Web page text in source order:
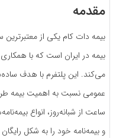
مقدمه
بیمه دات کام یکی از معتبرترین
می‌کند. این پلتفرم با هدف
عمومی نسبت به اهمیت بیمه
ساعت از شبانه‌روز، انواع
و بیمه‌نامه خود را به شکل